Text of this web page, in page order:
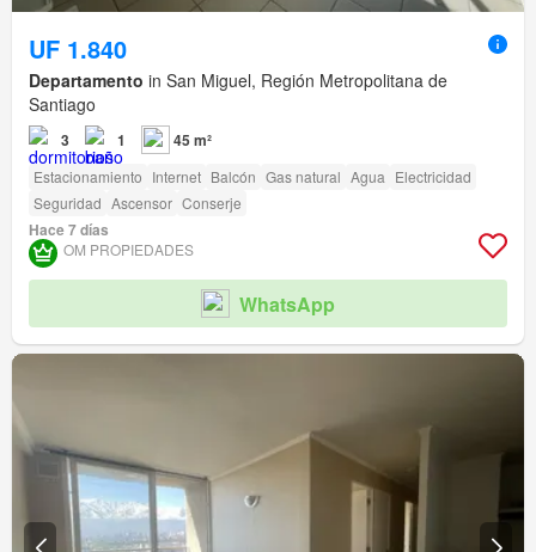
UF 1.840
Departamento in San Miguel, Región Metropolitana de
Santiago
3 1 45 m²
Estacionamiento Internet Balcón Gas natural Agua Electricidad
Seguridad Ascensor Conserje
Hace 7 días
OM PROPIEDADES
WhatsApp